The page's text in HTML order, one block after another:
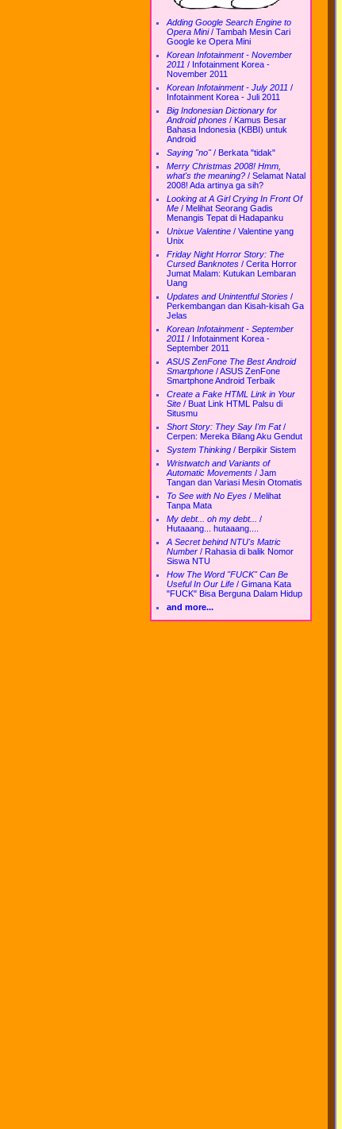
Adding Google Search Engine to
Opera Mini/ Tambah Mesin Cari
Google ke Opera Mini
Korean Infotainment - November
2011 / Infotainment Korea -
November 2011
Korean Infotainment - July 2011 /
Infotainment Korea - Juli 2011
Big Indonesian Dictionary for
Android phones / Kamus Besar
Bahasa Indonesia (KBBI) untuk
Android
Saying "no"/ Berkata "tidak"
Merry Christmas 2008! Hmm,
what's the meaning? / Selamat Natal
2008! Ada artinya ga sih?
Looking at A Girl Crying In Front Of
Me / Melihat Seorang Gadis
Menangis Tepat di Hadapanku
Unixue Valentine / Valentine yang
Unix
Friday Night Horror Story: The
Cursed Banknotes / Cerita Horror
Jumat Malam: Kutukan Lembaran
Uang
Updates and Unintentful Stories /
Perkembangan dan Kisah-kisah Ga
Jelas
Korean Infotainment - September
2011 / Infotainment Korea -
September 2011
ASUS ZenFone The Best Android
Smartphone /ASUS ZenFone
Smartphone Android Terbaik
Create a Fake HTML Link in Your
Site / Buat Link HTML Palsu di
Situsmu
Short Story: They Say I'm Fat/
Cerpen: Mereka Bilang Aku Gendut
System Thinking / Berpikir Sistem
Wristwatch and Variants of
Automatic Movements / Jam
Tangan dan Variasi Mesin Otomatis
To See with No Eyes / Melihat
Tanpa Mata
My debt... oh my debt...
/
Hutaaang... hutaaang....
A Secret behind NTU's Matric
Number / Rahasia di balik Nomor
Siswa NTU
How The Word "FUCK" Can Be
Useful In Our Life / Gimana Kata
"FUCK" Bisa Berguna Dalam Hidup
and more...